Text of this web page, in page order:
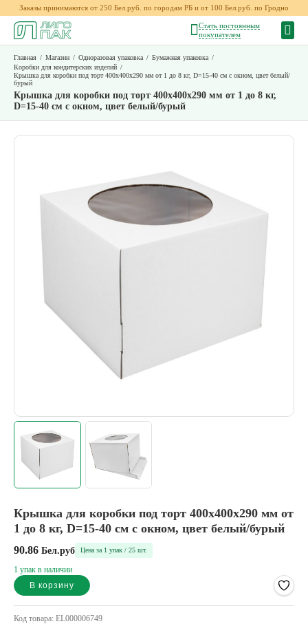
Заказы принимаются от 250 Бел.руб. по городам РБ и от 100 Бел.руб. по Гродно
Стать постоянным
покупателем
Главная / Магазин / Одноразовая упаковка / Бумажная упаковка /
Коробки для кондитерских изделий /
Крышка для коробки под торт 400x400x290 мм от 1 до 8 кг, D=15-40 см с окном, цвет белый/
бурый
Крышка для коробки под торт 400x400x290 мм от 1 до 8 кг,
D=15-40 см с окном, цвет белый/бурый
Крышка для коробки под торт 400x400x290 мм от
1 до 8 кг, D=15-40 см с окном, цвет белый/бурый
90.86 Бел.руб Цена за 1 упак / 25 шт.
1 упак в наличии
В корзину
Alternative:
Код товара: EL000006749